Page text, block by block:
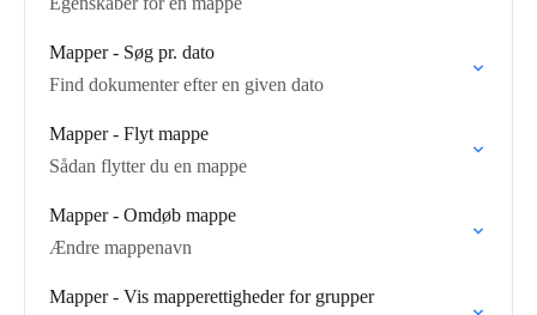
Mapper - Søg pr. dato
Find dokumenter efter en given dato
Mapper - Flyt mappe
Sådan flytter du en mappe
Mapper - Omdøb mappe
Ændre mappenavn
Mapper - Vis mapperettigheder for grupper